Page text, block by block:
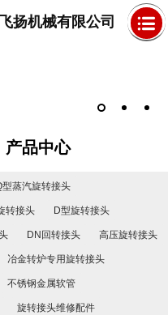
扬机械有限公司
产品中心
型蒸汽旋转接头
转接头 D型旋转接头
DN回转接头 高压旋转接头
冶金转炉专用旋转接头
不锈钢金属软管
旋转接头维修配件